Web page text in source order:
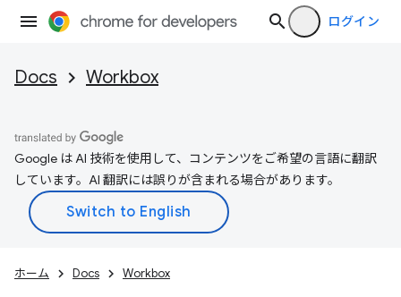
ログイン
Docs Workbox
Google は AI 技術を使用して、コンテンツをご希望の言語に翻訳
しています。AI 翻訳には誤りが含まれる場合があります。
ホーム Docs Workbox